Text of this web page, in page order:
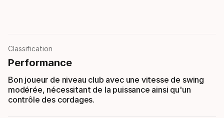
Classification
Performance
Bon joueur de niveau club avec une vitesse de swing
modérée, nécessitant de la puissance ainsi qu'un
contrôle des cordages.